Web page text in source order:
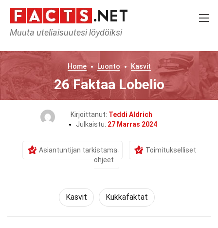
Muuta uteliaisuutesi löydöiksi
Home Luonto Kasvit
26 Faktaa Lobelio
Kirjoittanut: Teddi Aldrich
Julkaistu: 27 Marras 2024
Asiantuntijan tarkistama
Toimitukselliset
ohjeet
Kasvit Kukkafaktat